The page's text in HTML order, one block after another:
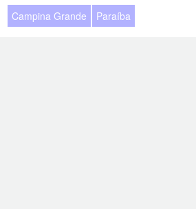
Campina Grande Paraíba